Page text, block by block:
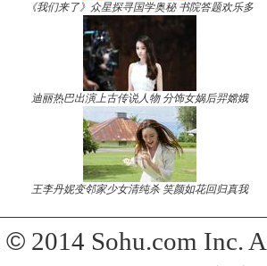
《我们来了》众星探寻国学奥秘 书院答题欢乐多
迪丽热巴出演上古传说人物 分饰女娲后羿嫦娥
王李丹妮变邻家少女清纯杀 笑颜如花回归真我
©2014 Sohu.com Inc.